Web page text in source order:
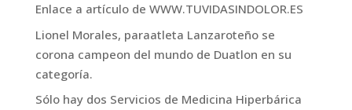
Enlace a artículo de WWW.TUVIDASINDOLOR.ES
Lionel Morales, paraatleta Lanzaroteño se
corona campeon del mundo de Duatlon en su
categoría.
Sólo hay dos Servicios de Medicina Hiperbárica